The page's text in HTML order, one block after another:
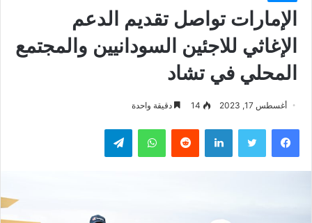
الإمارات تواصل تقديم الدعم
الإغاثي للاجئين السودانيين والمجتمع
المحلي في تشاد
أغسطس 17, 2023 14 دقيقة واحدة
فيسبوك تويتر لينكدإن واتساب تيلقرام